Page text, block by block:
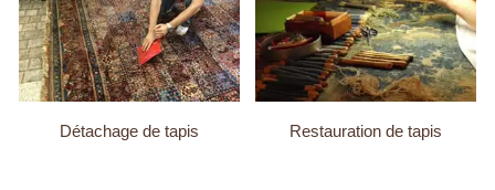
Détachage de tapis Restauration de tapis